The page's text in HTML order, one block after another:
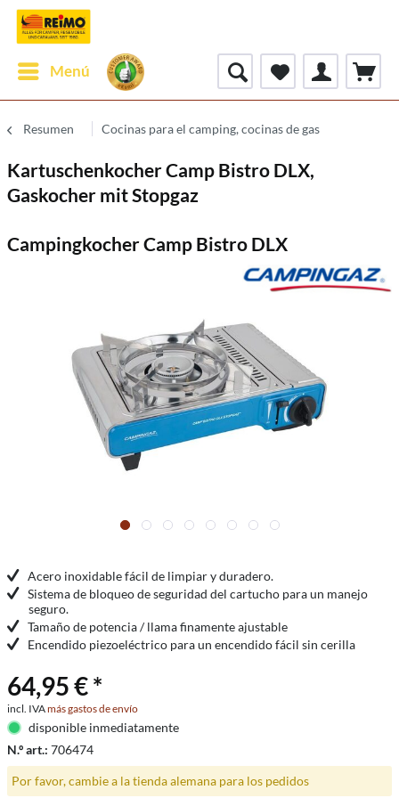
Menú
Resumen Cocinas para el camping, cocinas de gas
Kartuschenkocher Camp Bistro DLX,
Gaskocher mit Stopgaz
Campingkocher Camp Bistro DLX
Acero inoxidable fácil de limpiar y duradero.
Sistema de bloqueo de seguridad del cartucho para un manejo
seguro.
Tamaño de potencia / llama finamente ajustable
Encendido piezoeléctrico para un encendido fácil sin cerilla
64,95 € *
incl. IVAmás gastos de envío
disponible inmediatamente
N.º art.: 706474
Por favor, cambie a la tienda alemana para los pedidos